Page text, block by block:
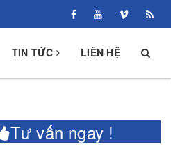
TIN TỨC LIÊN HỆ
Tư vấn ngay !